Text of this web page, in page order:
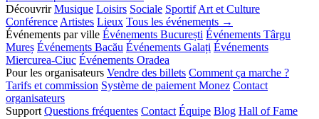
Découvrir Musique Loisirs Sociale Sportif Art et Culture
Conférence Artistes Lieux Tous les événements →
Événements par ville Événements București Événements Târgu
Mureș Événements Bacău Événements Galați Événements
Miercurea-Ciuc Événements Oradea
Pour les organisateurs Vendre des billets Comment ça marche ?
Tarifs et commission Système de paiement Monez Contact
organisateurs
Support Questions fréquentes Contact Équipe Blog Hall of Fame